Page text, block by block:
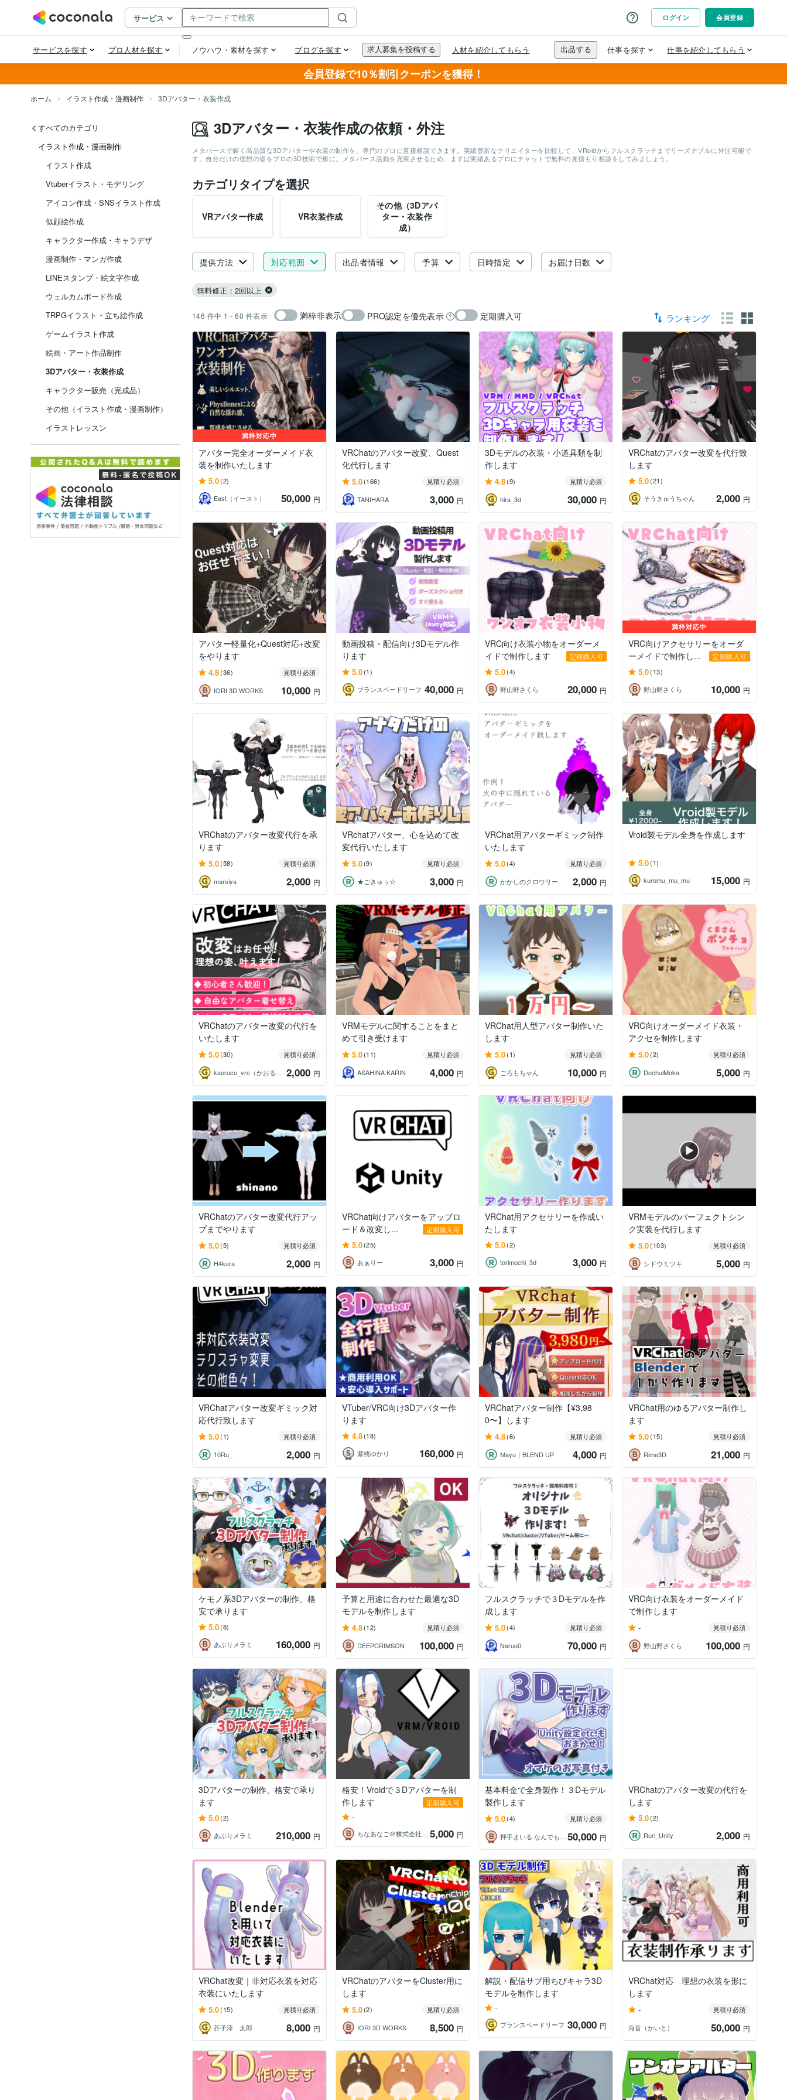
会員登録で10％割引クーポンを獲得！
ホーム イラスト作成・漫画制作 3Dアバター・衣装作成
すべてのカテゴリ
イラスト作成・漫画制作
イラスト作成
Vtuberイラスト・モデリング
アイコン作成・SNSイラスト作成
似顔絵作成
キャラクター作成・キャラデザ
漫画制作・マンガ作成
LINEスタンプ・絵文字作成
ウェルカムボード作成
TRPGイラスト・立ち絵作成
ゲームイラスト作成
絵画・アート作品制作
3Dアバター・衣装作成
キャラクター販売（完成品）
その他（イラスト作成・漫画制作）
イラストレッスン
3Dアバター・衣装作成の依頼・外注
メタバースで輝く高品質な3Dアバターや衣装の制作を、専門のプロに直接相談できます。実績豊富なクリエイターを比較して、VRoidからフルスクラッチまでリーズナブルに外注可能で
す。自分だけの理想の姿をプロの3D技術で形に。メタバース活動を充実させるため、まずは実績あるプロにチャットで無料の見積もり相談をしてみましょう。
カテゴリタイプを選択
VRアバター作成 VR衣装作成
その他（3Dアバ
ター・衣装作
成）
提供方法 対応範囲 出品者情報 予算 日時指定 お届け日数
無料修正：2回以上
146 件中 1 - 60 件表示 満枠非表示 PRO認定を優先表示 定期購入可 ランキング
満枠対応中
アバター完全オーダーメイド衣
装を制作いたします
5.0(2)
East（イースト）
50,000 円
VRChatのアバター改変、Quest
化代行します
5.0(166)
見積り必須
TANIHARA
3,000 円
3Dモデルの衣装・小道具類を制
作します
4.8(9)
見積り必須
hira_3d
30,000 円
VRChatのアバター改変を代行致
します
5.0(21)
そうきゅうちゃん
2,000 円
アバター軽量化+Quest対応+改変
をやります
4.8(36)
見積り必須
IORI 3D WORKS
10,000 円
動画投稿・配信向け3Dモデル作
ります
5.0(1)
ブランスペードリーフ 40,000 円
VRC向け衣装小物をオーダーメ
イドで制作します
定期購入可
5.0(4)
野山野さくら
20,000 円
満枠対応中
VRC向けアクセサリーをオーダ
ーメイドで制作し...
定期購入可
5.0(13)
野山野さくら
10,000 円
VRChatのアバター改変代行を承
ります
5.0(58)
見積り必須
marsiya
2,000 円
VRchatアバター、心を込めて改
変代行いたします
5.0(9)
見積り必須
★ごきゅぅ☆
3,000 円
VRChat用アバターギミック制作
いたします
5.0(4)
見積り必須
かかしのクロウリー
2,000 円
Vroid製モデル全身を作成します
5.0(1)
kuromu_mu_mu
15,000 円
VRChatのアバター改変の代行を
いたします
5.0(30)
見積り必須
kaoruco_vrc（かおるこ）
2,000 円
VRMモデルに関することをまと
めて引き受けます
5.0(11)
見積り必須
ASAHINA KARIN
4,000 円
VRChat用人型アバター制作いた
します
5.0(1)
見積り必須
ごろもちゃん
10,000 円
VRC向けオーダーメイド衣装・
アクセを制作します
5.0(2)
見積り必須
DochuiMoka
5,000 円
VRChatのアバター改変代行アッ
プまでやります
5.0(5)
見積り必須
H4kura
2,000 円
VRChat向けアバターをアップロ
ード＆改変し...
定期購入可
5.0(25)
あぁりー
3,000 円
VRChat用アクセサリーを作成い
たします
5.0(2)
torimochi_3d
3,000 円
VRMモデルのパーフェクトシン
ク実装を代行します
5.0(103)
見積り必須
シドウミツキ
5,000 円
VRChatアバター改変ギミック対
応代行致します
5.0(1)
見積り必須
10Ru_
2,000 円
VTuber/VRC向け3Dアバター作
ります
4.8(18)
紫桃ゆかり
160,000 円
VRChatアバター制作【¥3,98
0〜】します
4.8(6)
見積り必須
Mayu｜BLEND UP
4,000 円
VRChat用のゆるアバター制作し
ます
5.0(15)
見積り必須
Rime3D
21,000 円
ケモノ系3Dアバターの制作、格
安で承ります
5.0(8)
あぶりメラミ
160,000 円
予算と用途に合わせた最適な3D
モデルを制作します
4.8(12)
見積り必須
DEEPCRIMSON
100,000 円
フルスクラッチで３Dモデルを作
成します
5.0(4)
見積り必須
Naruo0
70,000 円
VRC向け衣装をオーダーメイド
で制作します
-
見積り必須
野山野さくら
100,000 円
3Dアバターの制作、格安で承り
ます
5.0(2)
あぶりメラミ
210,000 円
格安！Vroidで３Dアバターを制
作します
定期購入可
-
ちなあなご＠株式会社Talerium 5,000 円
基本料金で全身製作！３Dモデル
製作します
5.0(4)
見積り必須
押手まいる なんでも技術屋Vtuber 50,000 円
VRChatのアバター改変の代行を
します
5.0(2)
Ruri_Unity
2,000 円
VRChat改変｜非対応衣装を対応
衣装にいたします
5.0(15)
見積り必須
芥子滓 太郎
8,000 円
VRChatのアバターをCluster用に
します
5.0(2)
見積り必須
IORI 3D WORKS
8,500 円
解説・配信サブ用ちびキャラ3D
モデルを制作します
-
ブランスペードリーフ 30,000 円
VRChat対応 理想の衣装を形に
します
-
見積り必須
海音（かいと）
50,000 円